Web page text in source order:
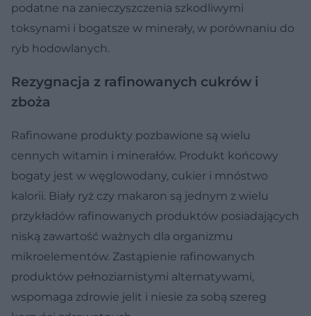
podatne na zanieczyszczenia szkodliwymi
toksynami i bogatsze w minerały, w porównaniu do
ryb hodowlanych.
Rezygnacja z rafinowanych cukrów i
zboża
Rafinowane produkty pozbawione są wielu
cennych witamin i minerałów. Produkt końcowy
bogaty jest w węglowodany, cukier i mnóstwo
kalorii. Biały ryż czy makaron są jednym z wielu
przykładów rafinowanych produktów posiadających
niską zawartość ważnych dla organizmu
mikroelementów. Zastąpienie rafinowanych
produktów pełnoziarnistymi alternatywami,
wspomaga zdrowie jelit i niesie za sobą szereg